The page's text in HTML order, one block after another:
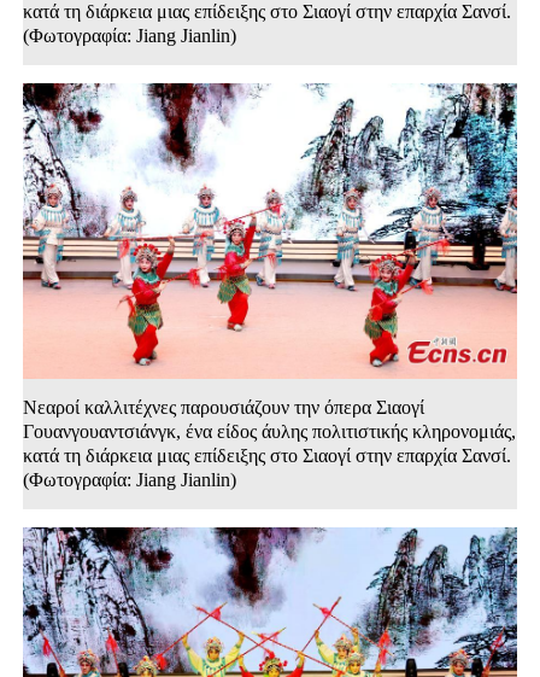
κατά τη διάρκεια μιας επίδειξης στο Σιαογί στην επαρχία Σανσί.
(Φωτογραφία: Jiang Jianlin)
Νεαροί καλλιτέχνες παρουσιάζουν την όπερα Σιαογί
Γουανγουαντσιάνγκ, ένα είδος άυλης πολιτιστικής κληρονομιάς,
κατά τη διάρκεια μιας επίδειξης στο Σιαογί στην επαρχία Σανσί.
(Φωτογραφία: Jiang Jianlin)